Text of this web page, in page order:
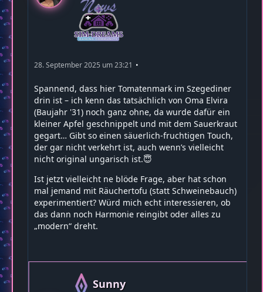
28. September 2025 um 23:21
Spannend, dass hier Tomatenmark im Szegediner
drin ist – ich kenn das tatsächlich von Oma Elvira
(Baujahr '31) noch ganz ohne, da wurde dafür ein
kleiner Apfel geschnippelt und mit dem Sauerkraut
gegart… Gibt so einen säuerlich-fruchtigen Touch,
der gar nicht verkehrt ist, auch wenn’s vielleicht
nicht original ungarisch ist.😇
Ist jetzt vielleicht ne blöde Frage, aber hat schon
mal jemand mit Räuchertofu (statt Schweinebauch)
experimentiert? Würd mich echt interessieren, ob
das dann noch Harmonie reingibt oder alles zu
„modern“ dreht.
Sunny